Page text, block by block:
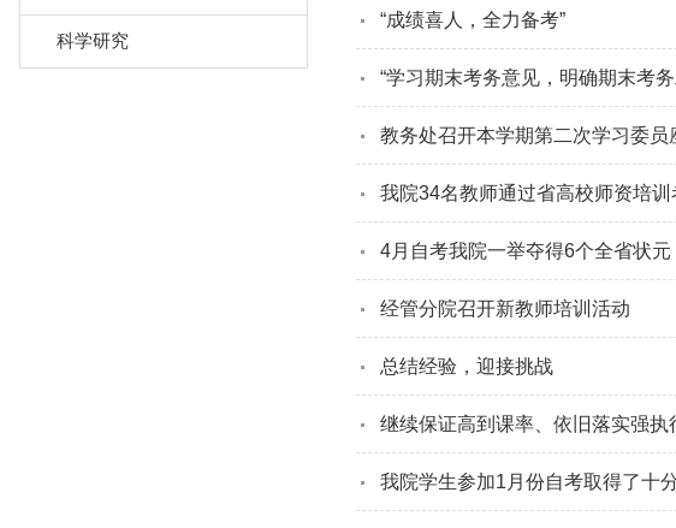
科学研究
“成绩喜人，全力备考”
“学习期末考务意见，明确期末考务
教务处召开本学期第二次学习委员
我院34名教师通过省高校师资培训
4月自考我院一举夺得6个全省状元
经管分院召开新教师培训活动
总结经验，迎接挑战
继续保证高到课率、依旧落实强执
我院学生参加1月份自考取得了十